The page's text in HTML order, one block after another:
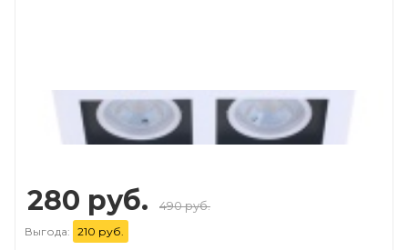
280 руб. 490 руб.
Выгода: 210 руб.